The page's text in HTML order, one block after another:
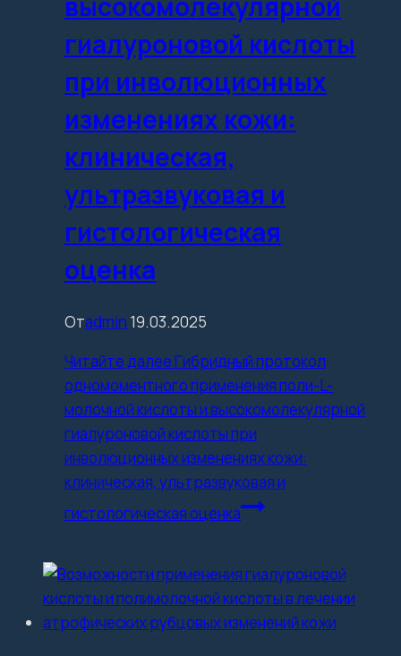
гиалуроновой кислоты
при инволюционных
изменениях кожи:
клиническая,
ультразвуковая и
гистологическая
оценка
Отadmin 19.03.2025
Читайте далееГибридный протокол
одномоментного применения поли-L-
молочной кислоты и высокомолекулярной
гиалуроновой кислоты при
инволюционных изменениях кожи:
клиническая, ультразвуковая и
гистологическая оценка